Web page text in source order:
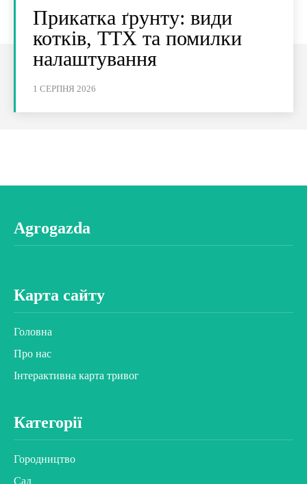
Прикатка ґрунту: види
котків, ТТХ та помилки
налаштування
1 СЕРПНЯ 2026
Agrogazda
Карта сайту
Головна
Про нас
Інтерактивна карта тривог
Категорії
Городництво
Сад